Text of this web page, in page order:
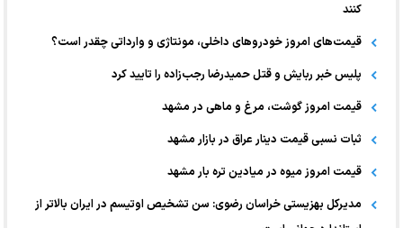
کنند
قیمت‌های امروز خودرو‌های داخلی، مونتاژی و وارداتی چقدر است؟
پلیس خبر ربایش و قتل حمیدرضا رجب‌زاده را تایید کرد
قیمت امروز گوشت، مرغ و ماهی در مشهد
ثبات نسبی قیمت دینار عراق در بازار مشهد
قیمت امروز میوه در میادین تره بار مشهد
مدیرکل بهزیستی خراسان رضوی: سن تشخیص اوتیسم در ایران بالاتر از